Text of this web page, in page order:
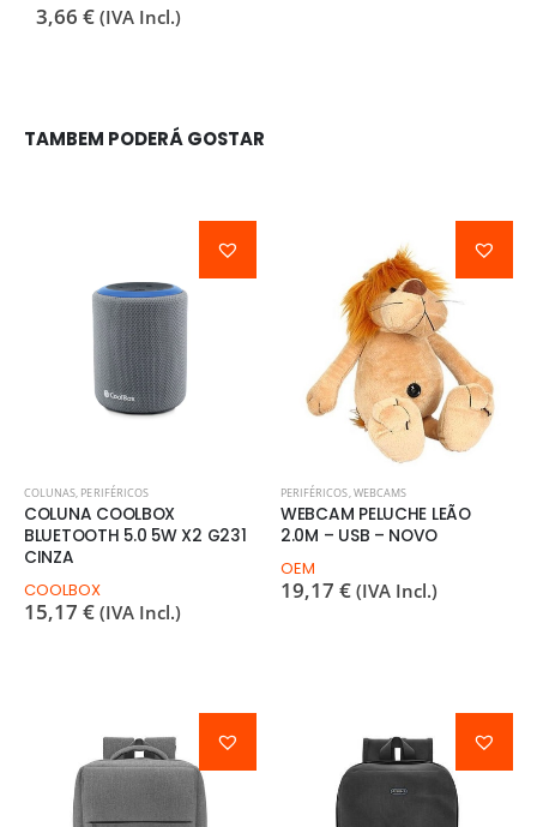
3,66 € (IVA Incl.)
TAMBEM PODERÁ GOSTAR
COLUNAS, PERIFÉRICOS
COLUNA COOLBOX
BLUETOOTH 5.0 5W X2 G231
CINZA
COOLBOX
15,17 € (IVA Incl.)
PERIFÉRICOS,WEBCAMS
WEBCAM PELUCHE LEÃO
2.0M – USB – NOVO
OEM
19,17 € (IVA Incl.)